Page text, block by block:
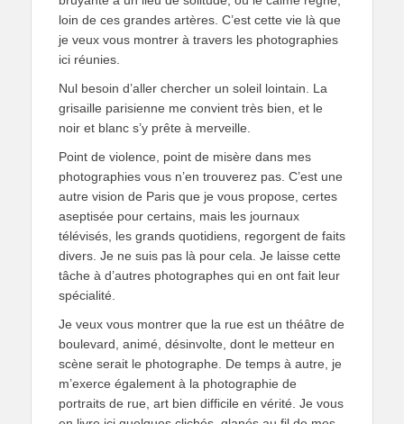
loin de ces grandes artères. C’est cette vie là que
je veux vous montrer à travers les photographies
ici réunies.
Nul besoin d’aller chercher un soleil lointain. La
grisaille parisienne me convient très bien, et le
noir et blanc s’y prête à merveille.
Point de violence, point de misère dans mes
photographies vous n’en trouverez pas. C’est une
autre vision de Paris que je vous propose, certes
aseptisée pour certains, mais les journaux
télévisés, les grands quotidiens, regorgent de faits
divers. Je ne suis pas là pour cela. Je laisse cette
tâche à d’autres photographes qui en ont fait leur
spécialité.
Je veux vous montrer que la rue est un théâtre de
boulevard, animé, désinvolte, dont le metteur en
scène serait le photographe. De temps à autre, je
m’exerce également à la photographie de
portraits de rue, art bien difficile en vérité. Je vous